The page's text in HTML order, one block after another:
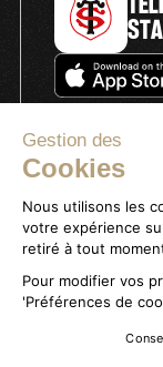
Gestion des
Cookies
Nous utilisons les
votre expérience
retiré à tout
Pour modifier vos
'Préférences de